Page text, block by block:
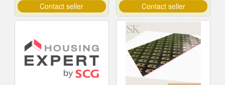
Contact seller Contact seller